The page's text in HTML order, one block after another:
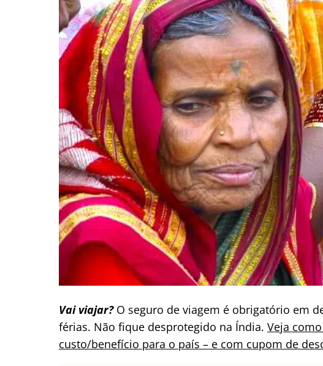
Vai viajar? O seguro de viagem é obrigatório em
férias. Não fique desprotegido na Índia. Veja
custo/benefício para o país – e com cupom de